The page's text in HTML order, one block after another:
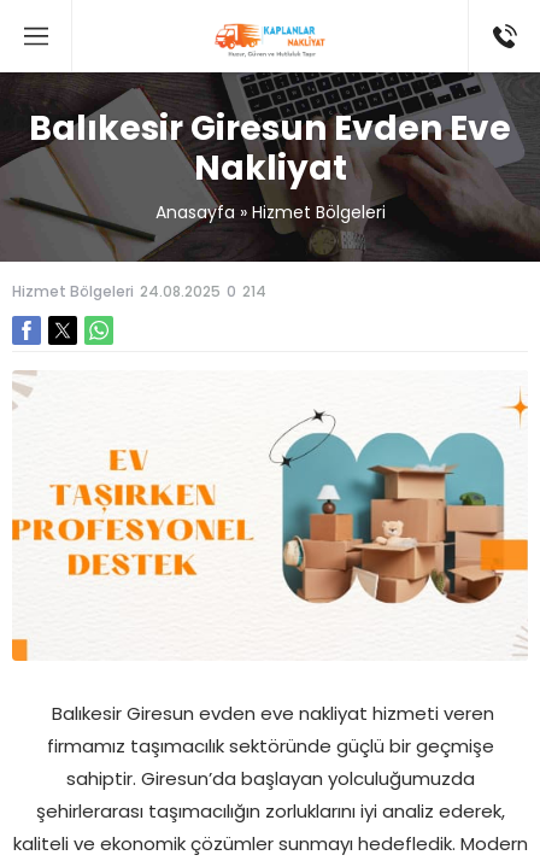
Balıkesir Giresun Evden Eve
Nakliyat
Anasayfa» Hizmet Bölgeleri
Hizmet Bölgeleri 24.08.2025 0 214
Balıkesir Giresun evden eve nakliyat hizmeti veren
firmamız taşımacılık sektöründe güçlü bir geçmişe
sahiptir. Giresun’da başlayan yolculuğumuzda
şehirlerarası taşımacılığın zorluklarını iyi analiz ederek,
kaliteli ve ekonomik çözümler sunmayı hedefledik. Modern